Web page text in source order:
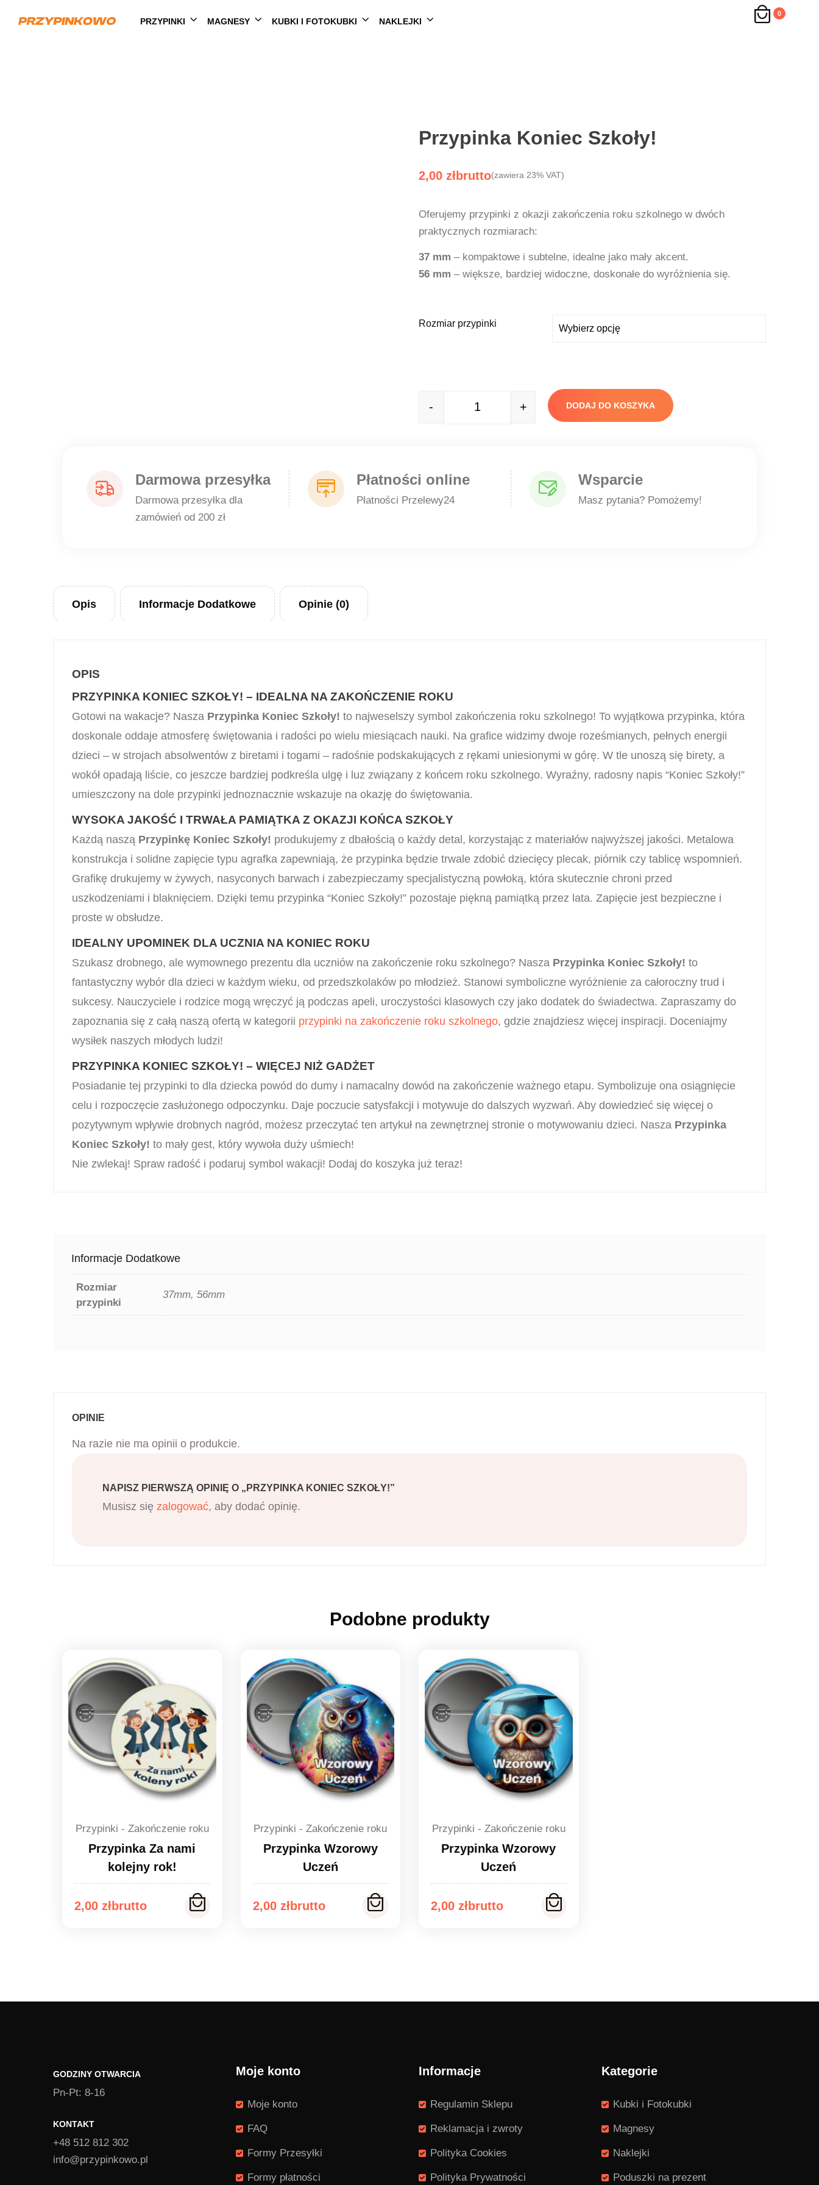
PRZYPINKI MAGNESY KUBKI I FOTOKUBKI NAKLEJKI
0
Przypinka Koniec Szkoły!
2,00 zł (zawiera 23% VAT)
Oferujemy przypinki z okazji zakończenia roku szkolnego w dwóch
praktycznych rozmiarach:
37 mm – kompaktowe i subtelne, idealne jako mały akcent.
56 mm – większe, bardziej widoczne, doskonałe do wyróżnienia się.
Rozmiar przypinki
Quantity
- + DODAJ DO KOSZYKA
Darmowa przesyłka
Darmowa przesyłka dla
zamówień od 200 zł
Płatności online
Płatności Przelewy24
Wsparcie
Masz pytania? Pomożemy!
Opis Informacje Dodatkowe Opinie (0)
OPIS
PRZYPINKA KONIEC SZKOŁY! – IDEALNA NA ZAKOŃCZENIE ROKU
Gotowi na wakacje? Nasza Przypinka Koniec Szkoły! to najweselszy symbol zakończenia roku szkolnego! To wyjątkowa przypinka, która
doskonale oddaje atmosferę świętowania i radości po wielu miesiącach nauki. Na grafice widzimy dwoje roześmianych, pełnych energii
dzieci – w strojach absolwentów z biretami i togami – radośnie podskakujących z rękami uniesionymi w górę. W tle unoszą się birety, a
wokół opadają liście, co jeszcze bardziej podkreśla ulgę i luz związany z końcem roku szkolnego. Wyraźny, radosny napis “Koniec Szkoły!”
umieszczony na dole przypinki jednoznacznie wskazuje na okazję do świętowania.
WYSOKA JAKOŚĆ I TRWAŁA PAMIĄTKA Z OKAZJI KOŃCA SZKOŁY
Każdą naszą Przypinkę Koniec Szkoły! produkujemy z dbałością o każdy detal, korzystając z materiałów najwyższej jakości. Metalowa
konstrukcja i solidne zapięcie typu agrafka zapewniają, że przypinka będzie trwale zdobić dziecięcy plecak, piórnik czy tablicę wspomnień.
Grafikę drukujemy w żywych, nasyconych barwach i zabezpieczamy specjalistyczną powłoką, która skutecznie chroni przed
uszkodzeniami i blaknięciem. Dzięki temu przypinka “Koniec Szkoły!” pozostaje piękną pamiątką przez lata. Zapięcie jest bezpieczne i
proste w obsłudze.
IDEALNY UPOMINEK DLA UCZNIA NA KONIEC ROKU
Szukasz drobnego, ale wymownego prezentu dla uczniów na zakończenie roku szkolnego? Nasza Przypinka Koniec Szkoły! to
fantastyczny wybór dla dzieci w każdym wieku, od przedszkolaków po młodzież. Stanowi symboliczne wyróżnienie za całoroczny trud i
sukcesy. Nauczyciele i rodzice mogą wręczyć ją podczas apeli, uroczystości klasowych czy jako dodatek do świadectwa. Zapraszamy do
zapoznania się z całą naszą ofertą w kategorii przypinki na zakończenie roku szkolnego, gdzie znajdziesz więcej inspiracji. Doceniajmy
wysiłek naszych młodych ludzi!
PRZYPINKA KONIEC SZKOŁY! – WIĘCEJ NIŻ GADŻET
Posiadanie tej przypinki to dla dziecka powód do dumy i namacalny dowód na zakończenie ważnego etapu. Symbolizuje ona osiągnięcie
celu i rozpoczęcie zasłużonego odpoczynku. Daje poczucie satysfakcji i motywuje do dalszych wyzwań. Aby dowiedzieć się więcej o
pozytywnym wpływie drobnych nagród, możesz przeczytać ten artykuł na zewnętrznej stronie o motywowaniu dzieci. Nasza Przypinka
Koniec Szkoły! to mały gest, który wywoła duży uśmiech!
Nie zwlekaj! Spraw radość i podaruj symbol wakacji! Dodaj do koszyka już teraz!
Informacje Dodatkowe
Rozmiar
przypinki
37mm, 56mm
OPINIE
Na razie nie ma opinii o produkcie.
NAPISZ PIERWSZĄ OPINIĘ O „PRZYPINKA KONIEC SZKOŁY!”
Musisz się zalogować, aby dodać opinię.
Podobne produkty
Przypinki - Zakończenie roku
Przypinka Za nami
kolejny rok!
2,00 zł
Zakres
Przypinki - Zakończenie roku
Przypinka Wzorowy
Uczeń
2,00 zł
Zakres
Przypinki - Zakończenie roku
Przypinka Wzorowy
Uczeń
2,00 zł
Zakres
GODZINY OTWARCIA
Pn-Pt: 8-16
KONTAKT
+48 512 812 302
info@przypinkowo.pl
Moje konto
Moje konto
FAQ
Formy Przesyłki
Formy płatności
Informacje
Regulamin Sklepu
Reklamacja i zwroty
Polityka Cookies
Polityka Prywatności
Kategorie
Kubki i Fotokubki
Magnesy
Naklejki
Poduszki na prezent